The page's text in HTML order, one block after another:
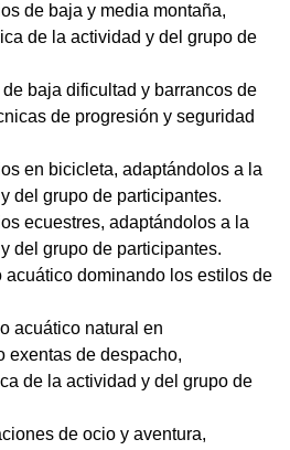
de baja y media montaña,
de la actividad y del grupo de
baja dificultad y barrancos de
de progresión y seguridad
en bicicleta, adaptándolos a la
del grupo de participantes.
ecuestres, adaptándolos a la
del grupo de participantes.
acuático dominando los estilos de
acuático natural en
exentas de despacho,
de la actividad y del grupo de
de ocio y aventura,